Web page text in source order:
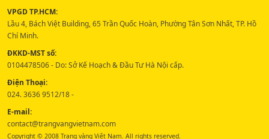
VPGD TP.HCM:
Lầu 4, Bách Việt Building, 65 Trần Quốc Hoàn, Phường Tân Sơn Nhất, TP. Hồ
Chí Minh.
ĐKKD-MST số:
0104478506 - Do: Sở Kế Hoạch & Đầu Tư Hà Nội cấp.
Điện Thoại:
024. 3636 9512/18 -
E-mail:
contact@trangvangvietnam.com
Copyright © 2008 Trang vàng Việt Nam. All rights reserved.